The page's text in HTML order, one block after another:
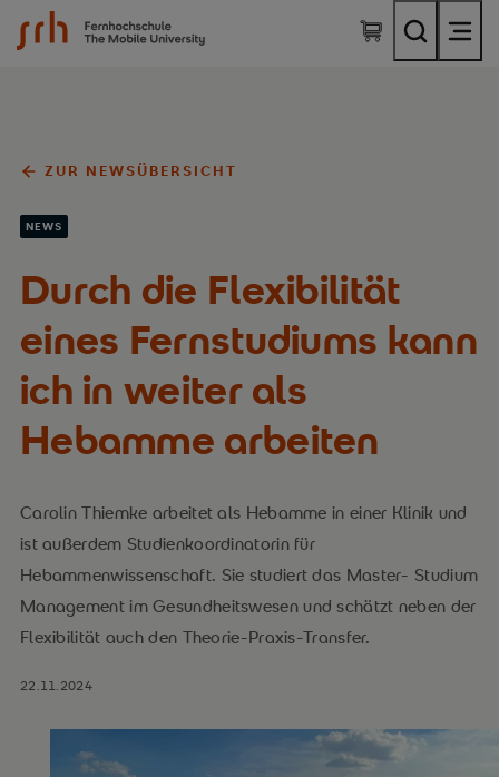
SRH Fernhochschule - The Mobile University
ZUR NEWSÜBERSICHT
NEWS
Durch die Flexibilität
eines Fernstudiums kann
ich in weiter als
Hebamme arbeiten
Carolin Thiemke arbeitet als Hebamme in einer Klinik und
ist außerdem Studienkoordinatorin für
Hebammenwissenschaft. Sie studiert das Master- Studium
Management im Gesundheitswesen und schätzt neben der
Flexibilität auch den Theorie-Praxis-Transfer.
22.11.2024